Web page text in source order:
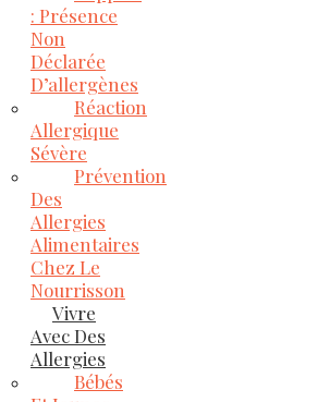
: Présence
Non
Déclarée
D’allergènes
Réaction
Allergique
Sévère
Prévention
Des
Allergies
Alimentaires
Chez Le
Nourrisson
Vivre
Avec Des
Allergies
Bébés